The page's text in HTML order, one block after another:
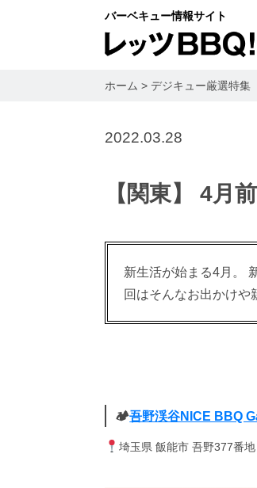
バーベキュー情報サイト
ホーム > デジキュー厳選特集
2022.03.28
【関東】 4月
新生活が始まる4月。
回はそんなお出かけや
🏕吾野渓谷NICE BBQ
埼玉県 飯能市 吾野377番地